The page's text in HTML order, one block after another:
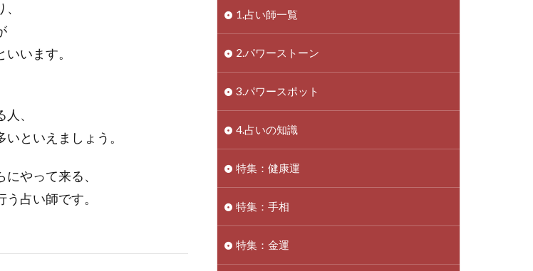
います。
、
といえましょう。
やって来る、
占い師です。
1.占い師一覧
2.パワーストーン
3.パワースポット
4.占いの知識
特集：健康運
特集：手相
特集：金運